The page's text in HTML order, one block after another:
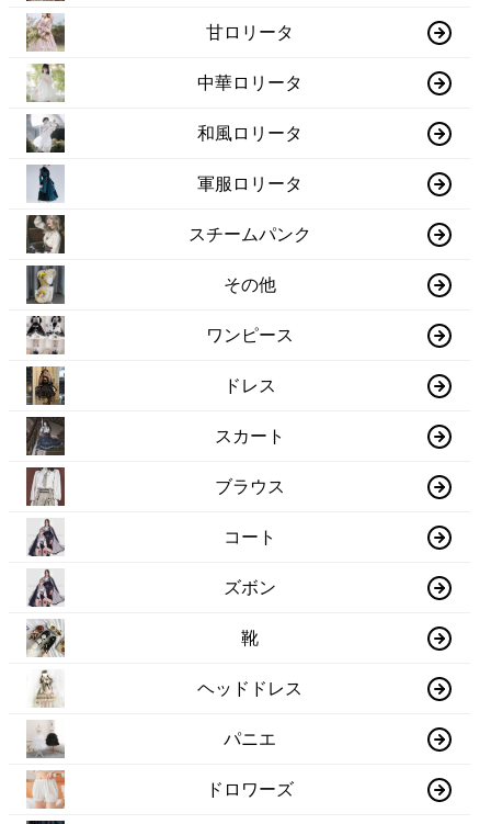
甘ロリータ
中華ロリータ
和風ロリータ
軍服ロリータ
スチームパンク
その他
ワンピース
ドレス
スカート
ブラウス
コート
ズボン
靴
ヘッドドレス
パニエ
ドロワーズ